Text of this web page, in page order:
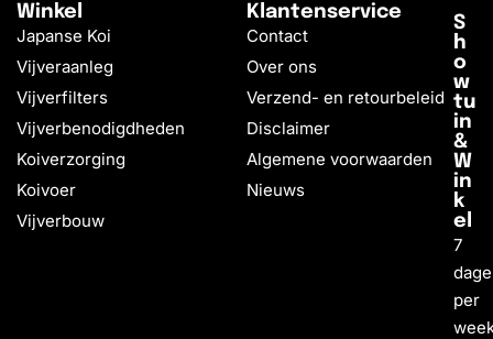
Winkel
Japanse Koi
Vijveraanleg
Vijverfilters
Vijverbenodigdheden
Koiverzorging
Koivoer
Vijverbouw
Klantenservice
Contact
Over ons
Verzend- en retourbeleid
Disclaimer
Algemene voorwaarden
Nieuws
S
h
o
w
tu
in
&
W
in
k
el
7
per